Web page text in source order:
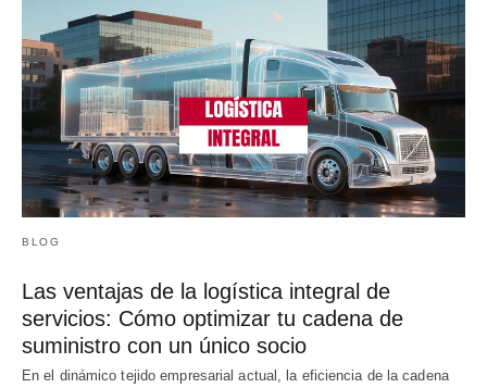
BLOG
Las ventajas de la logística integral de
servicios: Cómo optimizar tu cadena de
suministro con un único socio
En el dinámico tejido empresarial actual, la eficiencia de la cadena